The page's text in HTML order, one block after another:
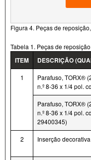
Figura 4. Peças de
Tabela 1. Peças de reposição
ITEM DESCRIÇÃO
1
Parafuso, TORX®
n.º 8-36 x 1/4 pol.
Parafuso, TORX®
n.º 8-36 x 1/4 pol.
29400345)
2 Inserção decorativa